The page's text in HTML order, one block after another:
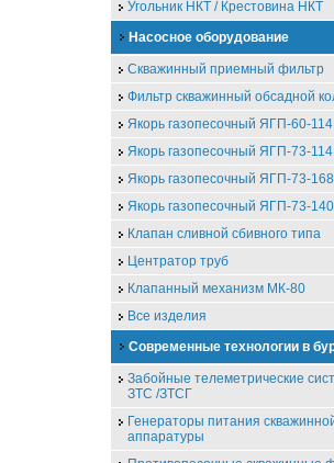
Угольник НКТ / Крестовина НКТ
Насосное оборудование
Скважинный приемный фильтр
Фильтр скважинный обсадной
Якорь газопесочный ЯГП-60-
Якорь газопесочный ЯГП-73-114
Якорь газопесочный ЯГП-73-168
Якорь газопесочный ЯГП-73-140
Клапан сливной сбивного типа
Центратор труб
Клапанный механизм МК-80
Все изделия
Современные технологии в
Забойные телеметрические
ЗТС /ЗТСГ
Генераторы питания
аппаратуры